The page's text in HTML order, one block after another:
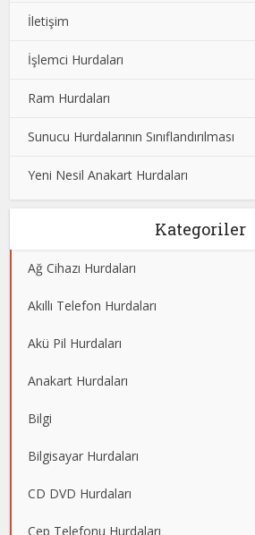
İletişim
İşlemci Hurdaları
Ram Hurdaları
Sunucu Hurdalarının Sınıflandırılması
Yeni Nesil Anakart Hurdaları
Kategoriler
Ağ Cihazı Hurdaları
Akıllı Telefon Hurdaları
Akü Pil Hurdaları
Anakart Hurdaları
Bilgi
Bilgisayar Hurdaları
CD DVD Hurdaları
Cep Telefonu Hurdaları